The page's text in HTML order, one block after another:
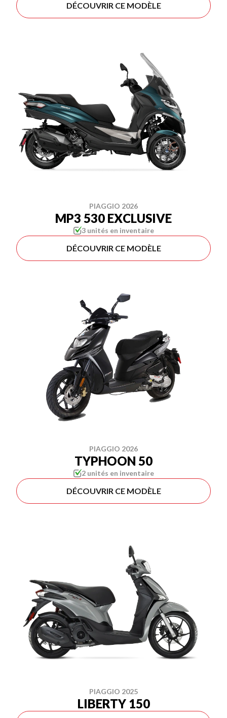
DÉCOUVRIR CE MODÈLE
PIAGGIO 2026
MP3 530 EXCLUSIVE
3 unités en inventaire
DÉCOUVRIR CE MODÈLE
PIAGGIO 2026
TYPHOON 50
2 unités en inventaire
DÉCOUVRIR CE MODÈLE
PIAGGIO 2025
LIBERTY 150